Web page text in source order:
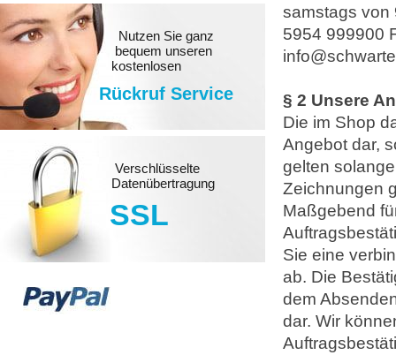
samstags von
5954 999900
§ 2 Unsere
Die im Shop
Angebot dar,
gelten
Zeichnungen
Maßgebend
Sie eine
ab. Die
dem
dar. Wir
Nutzen Sie ganz
bequem unseren
kostenlosen
Rückruf Service
Verschlüsselte
Datenübertragung
SSL